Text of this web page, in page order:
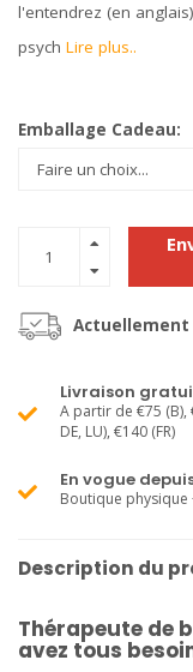
l'entendrez (en
psych Lire plus..
Emballage Cadeau:
Livraison
A partir de €75 (B),
DE, LU), €140 (FR)
En vogue
Boutique physique
Description du
Thérapeute de
avez tous